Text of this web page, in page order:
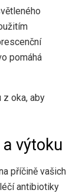
pomáhá
z oka, aby
výtoku
příčině vašich
antibiotiky